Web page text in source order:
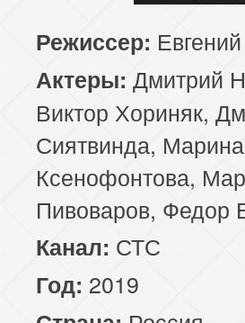
Режиссер:
Актеры: Дмитрий
Виктор Хориняк,
Сиятвинда,
Ксенофонтова,
Пивоваров, Федор
Канал: СТС
Год: 2019